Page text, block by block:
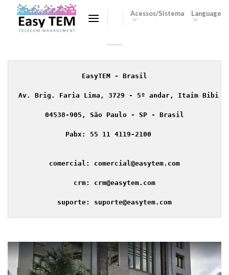
content
Acessos/Sistema Language
EasyTEM - Brasil
Av. Brig. Faria Lima, 3729 - 5º andar, Itaim Bibi
04538-905, São Paulo - SP - Brasil
Pabx: 55 11 4119-2100
comercial: comercial@easytem.com
crm: crm@easytem.com
suporte: suporte@easytem.com